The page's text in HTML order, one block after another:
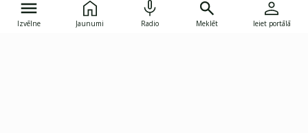
Izvēlne Jaunumi Radio Meklēt Ieiet portālā